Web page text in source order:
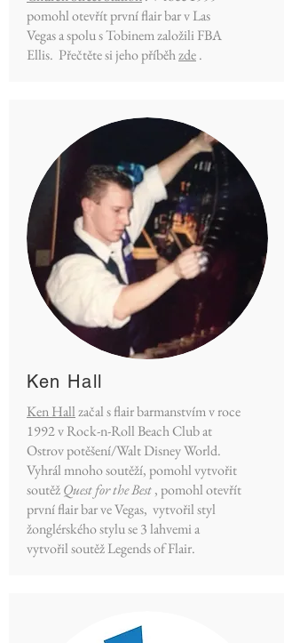
pomohl otevřít první flair bar v Las
Vegas a spolu s Tobinem založili FBA
Ellis. Přečtěte si jeho příběhzde.
Ken Hall
Ken Hallzačal s flair barmanstvím v roce
1992 v Rock-n-Roll Beach Club at
Ostrov potěšení/Walt Disney World.
Vyhrál mnoho soutěží, pomohl vytvořit
soutěžQuest for the Best, pomohl otevřít
první flair bar ve Vegas, vytvořil styl
žonglérského stylu se 3 lahvemi a
vytvořil soutěž Legends of Flair.